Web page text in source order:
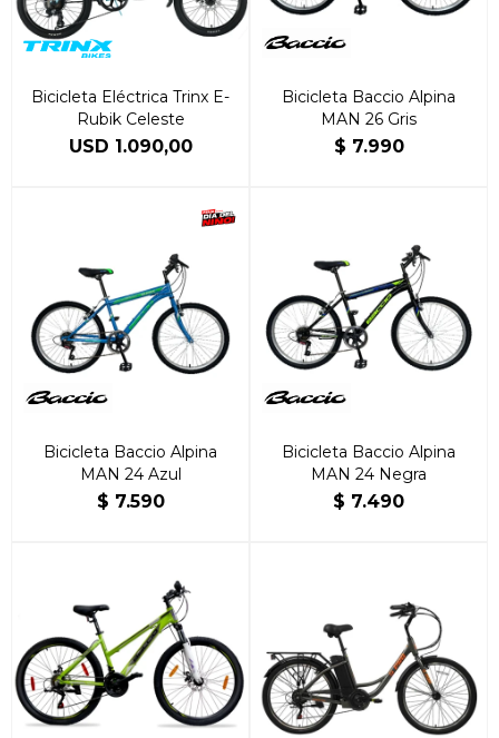
Bicicleta Eléctrica Trinx E-
Rubik Celeste
USD 1.090,00
Bicicleta Baccio Alpina
MAN 26 Gris
$ 7.990
Bicicleta Baccio Alpina
MAN 24 Azul
$ 7.590
Bicicleta Baccio Alpina
MAN 24 Negra
$ 7.490